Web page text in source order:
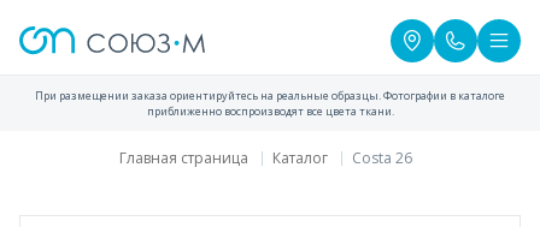
При размещении заказа ориентируйтесь на реальные образцы. Фотографии в каталоге
приближенно воспроизводят все цвета ткани.
Главная страница Каталог Costa 26